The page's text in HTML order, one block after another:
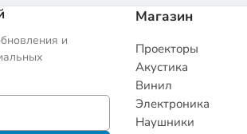
и
Магазин
Проекторы
Акустика
Винил
Электроника
Наушники